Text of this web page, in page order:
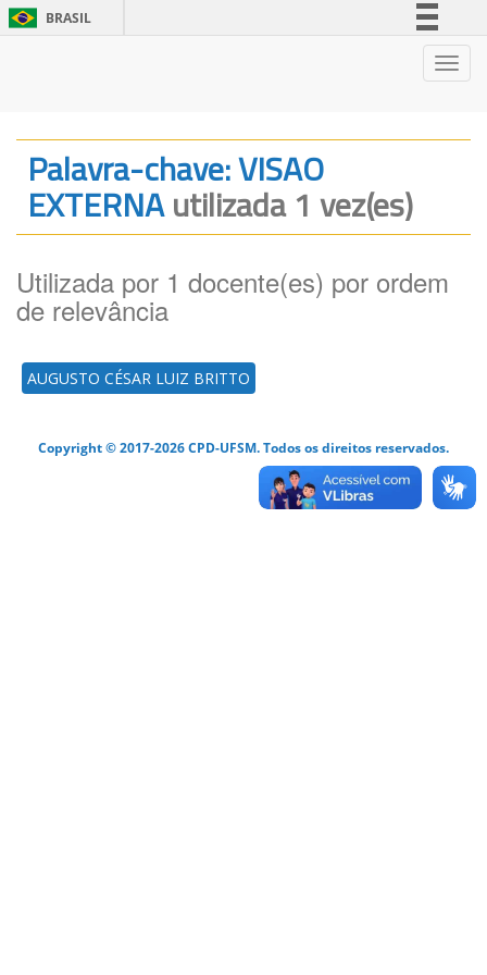
BRASIL
Legislação
Canais
Palavra-chave: VISAO
EXTERNAutilizada 1 vez(es)
Utilizada por 1 docente(es) por ordem
de relevância
AUGUSTO CÉSAR LUIZ BRITTO
Copyright © 2017-2026 CPD-UFSM. Todos os direitos reservados.